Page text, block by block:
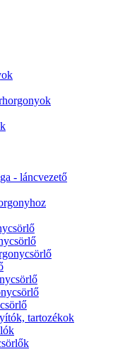
- láncvezető
tartozékok